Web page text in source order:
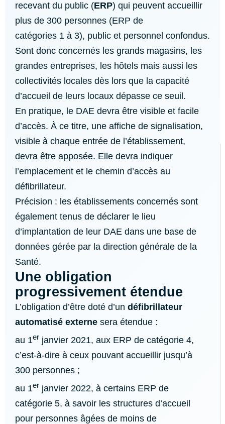
recevant du public (ERP) qui peuvent accueillir
plus de 300 personnes (ERP de
catégories 1 à 3), public et personnel confondus.
Sont donc concernés les grands magasins, les
grandes entreprises, les hôtels mais aussi les
collectivités locales dès lors que la capacité
d’accueil de leurs locaux dépasse ce seuil.
En pratique, le DAE devra être visible et facile
d’accès. À ce titre, une affiche de signalisation,
visible à chaque entrée de l’établissement,
devra être apposée. Elle devra indiquer
l’emplacement et le chemin d’accès au
défibrillateur.
Précision : les établissements concernés sont
également tenus de déclarer le lieu
d’implantation de leur DAE dans une base de
données gérée par la direction générale de la
Santé.
Une obligation
progressivement étendue
L’obligation d’être doté d’un défibrillateur
automatisé externe sera étendue :
au 1er janvier 2021, aux ERP de catégorie 4,
c’est-à-dire à ceux pouvant accueillir jusqu’à
300 personnes ;
au 1er janvier 2022, à certains ERP de
catégorie 5, à savoir les structures d’accueil
pour personnes âgées de moins de